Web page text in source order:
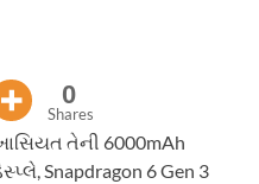
0
Shares
તેની 6000mAh
Snapdragon 6 Gen 3